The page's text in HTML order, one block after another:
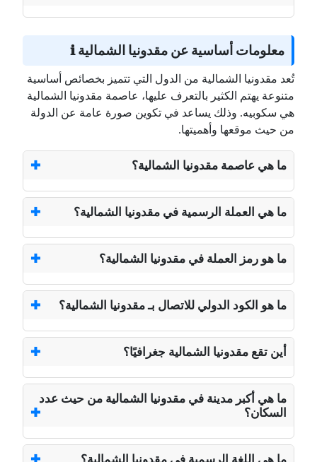
معلومات أساسية عن مقدونيا الشمالية ℹ️
تُعد مقدونيا الشمالية من الدول التي تتميز بخصائص أساسية
متنوعة يهتم الكثير بالتعرف عليها، عاصمة مقدونيا الشمالية
هي سكوبيه. وذلك يساعد في تكوين صورة عامة عن الدولة
من حيث موقعها وأهميتها.
ما هي عاصمة مقدونيا الشمالية؟
ما هي العملة الرسمية في مقدونيا الشمالية؟
ما هو رمز العملة في مقدونيا الشمالية؟
ما هو الكود الدولي للاتصال بـ مقدونيا الشمالية؟
أين تقع مقدونيا الشمالية جغرافيًا؟
ما هي أكبر مدينة في مقدونيا الشمالية من حيث عدد
السكان؟